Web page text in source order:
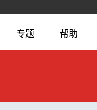
专题 帮助